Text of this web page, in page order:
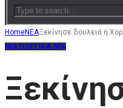
HomeΝΕΑΞεκίνησε δουλειά η
ΝΕΑΤΕΛΕΥΤΑΙΑ ΝΕΑ